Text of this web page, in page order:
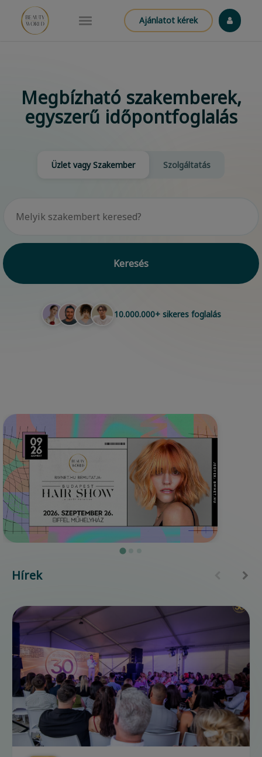
Ajánlatot kérek
Megbízható szakemberek,
egyszerű időpontfoglalás
Üzlet vagy Szakember Szolgáltatás
Keresés
10.000.000+ sikeres foglalás
Hírek